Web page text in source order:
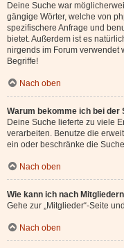
Deine Suche war
gängige Wörter, welche von
spezifischere Anfrage und
bietet. Außerdem ist es
nirgends im Forum verwendet
Begriffe!
Nach oben
Warum bekomme ich bei der
Deine Suche lieferte zu viele
verarbeiten. Benutze die
ein oder beschränke die
Nach oben
Wie kann ich nach
Gehe zur „Mitglieder“-Seite
Nach oben